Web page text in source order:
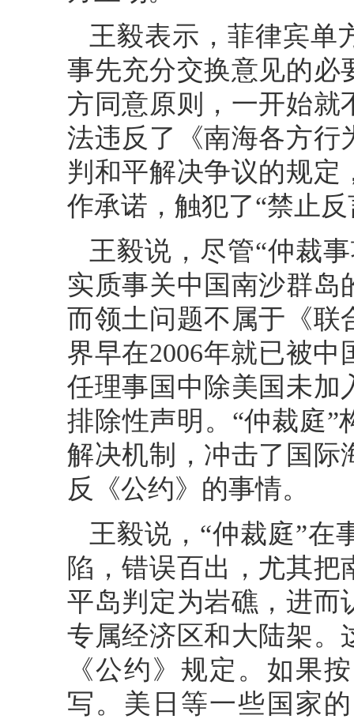
王毅表示，菲律宾单
事先充分交换意见的必
方同意原则，一开始就
法违反了《南海各方行
判和平解决争议的规定
作承诺，触犯了“禁止
王毅说，尽管“仲裁
实质事关中国南沙群岛
而领土问题不属于《联
界早在2006年就已被
任理事国中除美国未加
排除性声明。“仲裁庭
解决机制，冲击了国际
反《公约》的事情。
王毅说，“仲裁庭”在
陷，错误百出，尤其把
平岛判定为岩礁，进而
专属经济区和大陆架。
《公约》规定。如果
写。美日等一些国家